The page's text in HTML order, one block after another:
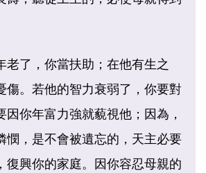
老了，你當扶助；在他有生之
傷。若他的智力衰弱了，你要對
因你年富力強就藐視他；因為，
憫，是不會被遺忘的，天主必要
復興你的家庭。因你容忍母親的